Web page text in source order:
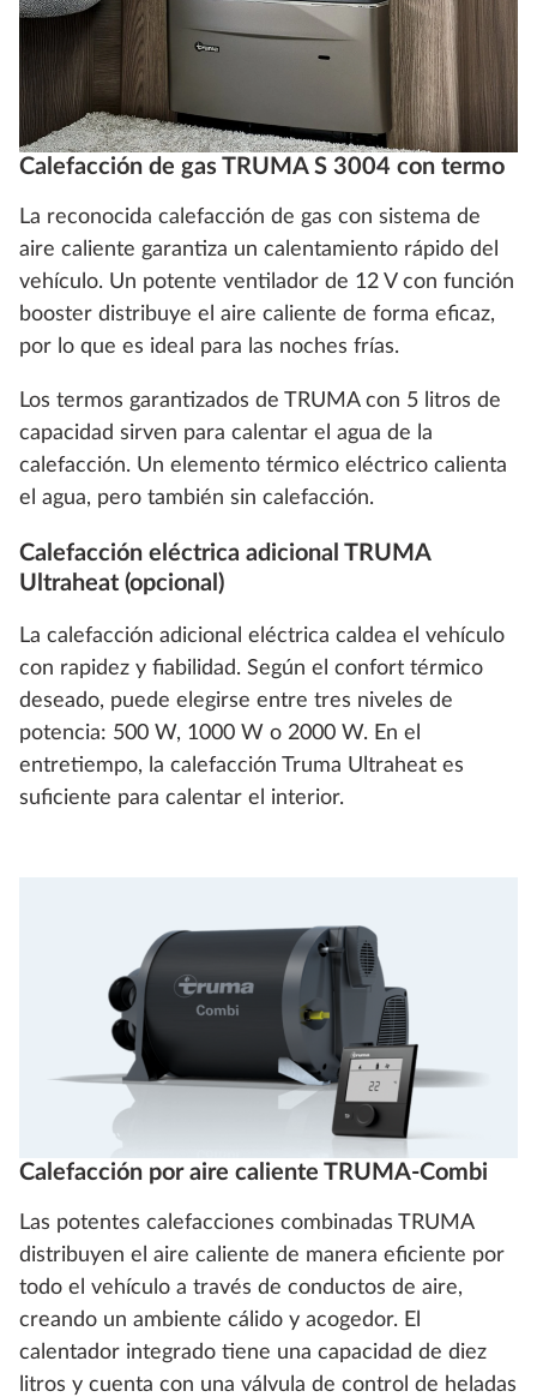
Calefacción de gas TRUMA S 3004 con termo
La reconocida calefacción de gas con sistema de
aire caliente garantiza un calentamiento rápido del
vehículo. Un potente ventilador de 12 V con función
booster distribuye el aire caliente de forma eficaz,
por lo que es ideal para las noches frías.
Los termos garantizados de TRUMA con 5 litros de
capacidad sirven para calentar el agua de la
calefacción. Un elemento térmico eléctrico calienta
el agua, pero también sin calefacción.
Calefacción eléctrica adicional TRUMA
Ultraheat (opcional)
La calefacción adicional eléctrica caldea el vehículo
con rapidez y fiabilidad. Según el confort térmico
deseado, puede elegirse entre tres niveles de
potencia: 500 W, 1000 W o 2000 W. En el
entretiempo, la calefacción Truma Ultraheat es
suficiente para calentar el interior.
Calefacción por aire caliente TRUMA-Combi
Las potentes calefacciones combinadas TRUMA
distribuyen el aire caliente de manera eficiente por
todo el vehículo a través de conductos de aire,
creando un ambiente cálido y acogedor. El
calentador integrado tiene una capacidad de diez
litros y cuenta con una válvula de control de heladas